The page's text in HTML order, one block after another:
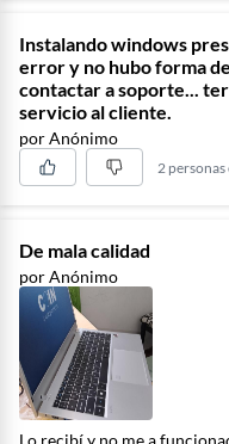
Instalando windows
error y no hubo forma de
contactar a soporte...
servicio al cliente.
por Anónimo
2
De mala calidad
por Anónimo
Lo recibí y no me a